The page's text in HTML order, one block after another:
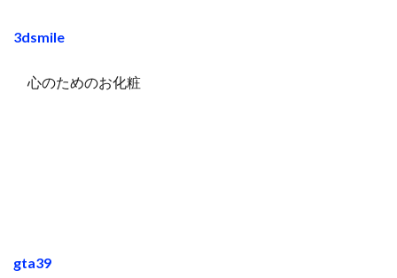
3dsmile
心のためのお化粧
gta39